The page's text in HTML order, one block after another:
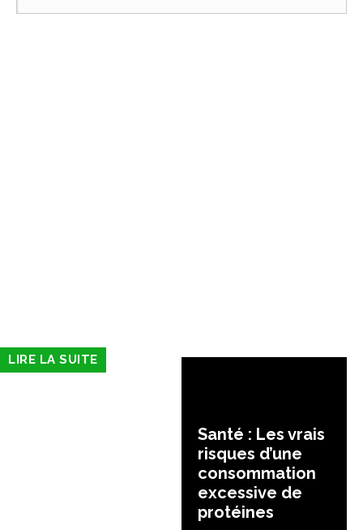
LIRE LA SUITE
Santé : Les vrais
risques d’une
consommation
excessive de
protéines